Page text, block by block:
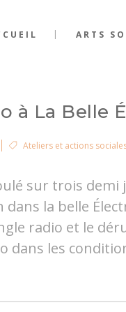
ARTS
à La Belle
Ateliers et actions
sur trois demi
dans la belle
radio et le
dans les